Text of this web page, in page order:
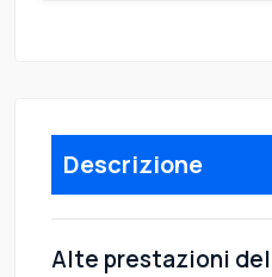
Descrizione
Alte prestazioni